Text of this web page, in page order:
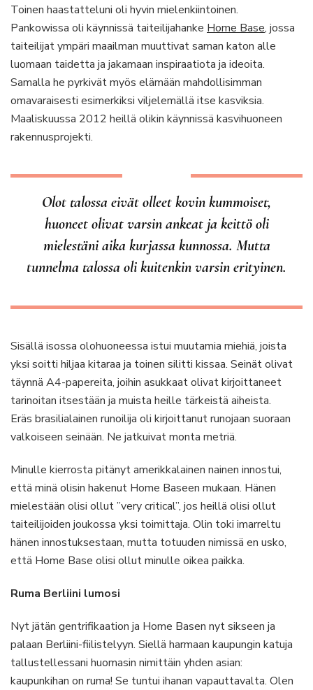
Toinen haastatteluni oli hyvin mielenkiintoinen.
Pankowissa oli käynnissä taiteilijahanke Home Base, jossa
taiteilijat ympäri maailman muuttivat saman katon alle
luomaan taidetta ja jakamaan inspiraatiota ja ideoita.
Samalla he pyrkivät myös elämään mahdollisimman
omavaraisesti esimerkiksi viljelemällä itse kasviksia.
Maaliskuussa 2012 heillä olikin käynnissä kasvihuoneen
rakennusprojekti.
Olot talossa eivät olleet kovin kummoiset,
huoneet olivat varsin ankeat ja keittö oli
mielestäni aika kurjassa kunnossa. Mutta
tunnelma talossa oli kuitenkin varsin erityinen.
Sisällä isossa olohuoneessa istui muutamia miehiä, joista
yksi soitti hiljaa kitaraa ja toinen silitti kissaa. Seinät olivat
täynnä A4-papereita, joihin asukkaat olivat kirjoittaneet
tarinoitan itsestään ja muista heille tärkeistä aiheista.
Eräs brasilialainen runoilija oli kirjoittanut runojaan suoraan
valkoiseen seinään. Ne jatkuivat monta metriä.
Minulle kierrosta pitänyt amerikkalainen nainen innostui,
että minä olisin hakenut Home Baseen mukaan. Hänen
mielestään olisi ollut ”very critical”, jos heillä olisi ollut
taiteilijoiden joukossa yksi toimittaja. Olin toki imarreltu
hänen innostuksestaan, mutta totuuden nimissä en usko,
että Home Base olisi ollut minulle oikea paikka.
Ruma Berliini lumosi
Nyt jätän gentrifikaation ja Home Basen nyt sikseen ja
palaan Berliini-fiilistelyyn. Siellä harmaan kaupungin katuja
tallustellessani huomasin nimittäin yhden asian:
kaupunkihan on ruma! Se tuntui ihanan vapauttavalta. Olen